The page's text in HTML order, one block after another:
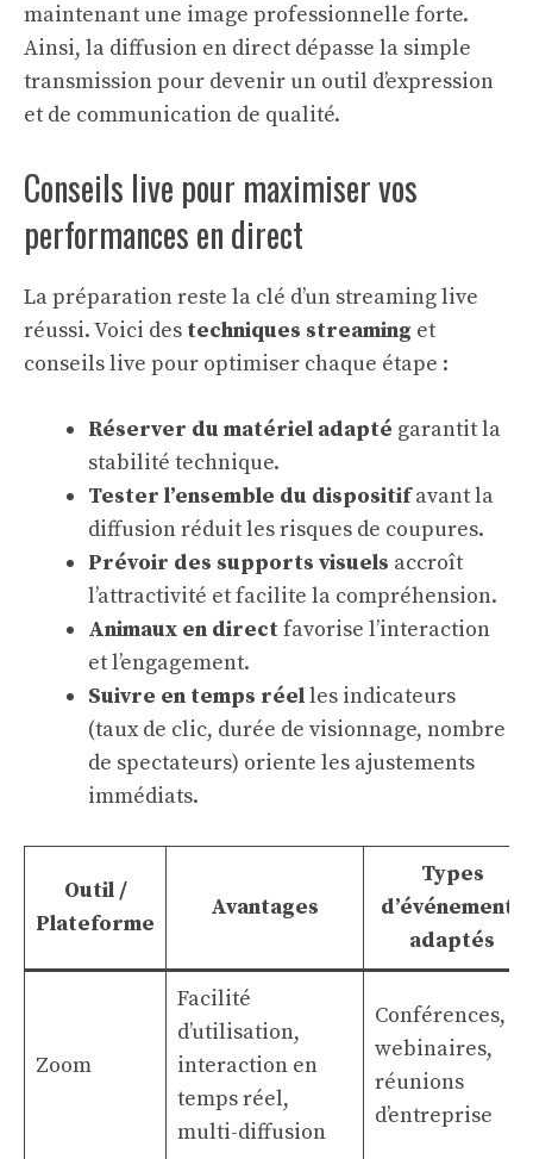
maintenant une image professionnelle forte.
Ainsi, la diffusion en direct dépasse la simple
transmission pour devenir un outil d’expression
et de communication de qualité.
Conseils live pour maximiser vos
performances en direct
La préparation reste la clé d’un streaming live
réussi. Voici des techniques streaming et
conseils live pour optimiser chaque étape :
Réserver du matériel adapté garantit la
stabilité technique.
Tester l’ensemble du dispositifavant la
diffusion réduit les risques de coupures.
Prévoir des supports visuels accroît
l’attractivité et facilite la compréhension.
Animaux en direct favorise l’interaction
et l’engagement.
Suivre en temps réelles indicateurs
(taux de clic, durée de visionnage, nombre
de spectateurs) oriente les ajustements
immédiats.
Outil /
Plateforme
Avantages
Types
d’événements
adaptés
Zoom
Facilité
d’utilisation,
interaction en
temps réel,
multi-diffusion
Conférences,
webinaires,
réunions
d’entreprise